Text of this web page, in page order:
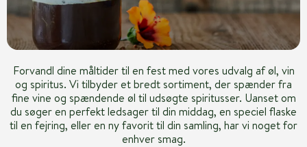
Forvandl dine måltider til en fest med vores udvalg af øl, vin
og spiritus. Vi tilbyder et bredt sortiment, der spænder fra
fine vine og spændende øl til udsøgte spiritusser. Uanset om
du søger en perfekt ledsager til din middag, en speciel flaske
til en fejring, eller en ny favorit til din samling, har vi noget for
enhver smag.